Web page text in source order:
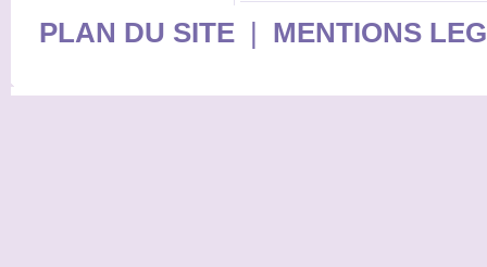
PLAN DU SITE| MENTIONS